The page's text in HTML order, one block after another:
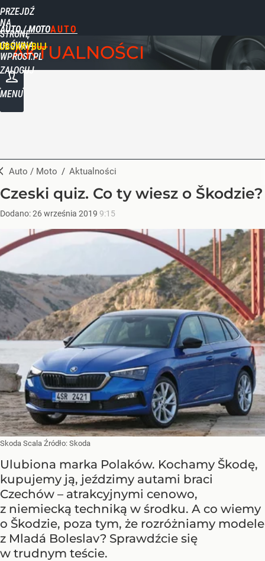
PRZEJDŹ
NA
STRONĘ
GŁÓWNĄ
WPROST.PL
AUTO / MOTO
ZALOGUJ
MENU
AKTUALNOŚCI
Auto / Moto / Aktualności
Czeski quiz. Co ty wiesz o Škodzie?
Dodano:26września 2019 9:15
Skoda Scala Źródło: Skoda
Ulubiona marka Polaków. Kochamy Škodę,
kupujemy ją, jeździmy autami braci
Czechów – atrakcyjnymi cenowo,
z niemiecką techniką w środku. A co wiemy
o Škodzie, poza tym, że rozróżniamy modele
z Mladá Boleslav? Sprawdźcie się
w trudnym teście.